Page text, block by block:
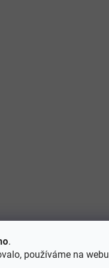
.
používáme na webu